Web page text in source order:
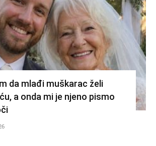
da mlađi muškarac želi
a onda mi je njeno pismo